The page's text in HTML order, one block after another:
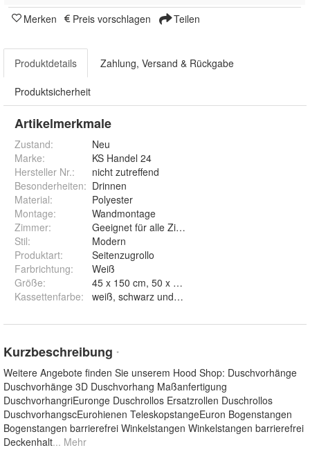
Merken Preis vorschlagen Teilen
Produktdetails Zahlung, Versand & Rückgabe
Produktsicherheit
Artikelmerkmale
Zustand:
Neu
Marke:
KS Handel 24
Hersteller Nr.:
nicht zutreffend
Besonderheiten: Drinnen
Material:
Polyester
Montage:
Wandmontage
Zimmer:
Geeignet für alle Zimmer
Stil:
Modern
Produktart:
Seitenzugrollo
Farbrichtung:
Weiß
Größe:
45 x 150 cm, 50 x 150 cm, 55 x 150 cm, 60 x
Kassettenfarbe: weiß, schwarz und silber matt
Kurzbeschreibung *
Weitere Angebote finden Sie unserem Hood Shop: Duschvorhänge
Duschvorhänge 3D Duschvorhang Maßanfertigung
DuschvorhangriEuronge Duschrollos Ersatzrollen Duschrollos
DuschvorhangscEurohienen TeleskopstangeEuron Bogenstangen
Bogenstangen barrierefrei Winkelstangen Winkelstangen barrierefrei
Deckenhalt... Mehr